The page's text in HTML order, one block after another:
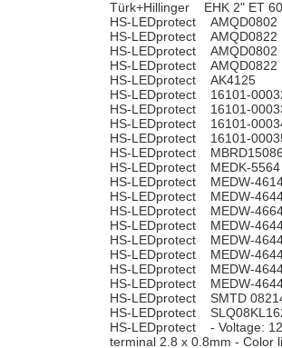
Türk+Hillinger EHK 2" ET
HS-LEDprotect AMQD0802
HS-LEDprotect AMQD0822
HS-LEDprotect AMQD0802
HS-LEDprotect AMQD0822
HS-LEDprotect AK4125
HS-LEDprotect 16101-
HS-LEDprotect 16101-
HS-LEDprotect 16101-
HS-LEDprotect 16101-
HS-LEDprotect
HS-LEDprotect MEDK-5564
HS-LEDprotect MEDW-
HS-LEDprotect MEDW-
HS-LEDprotect MEDW-
HS-LEDprotect MEDW-
HS-LEDprotect MEDW-
HS-LEDprotect MEDW-
HS-LEDprotect MEDW-
HS-LEDprotect MEDW-
HS-LEDprotect SMTD
HS-LEDprotect
HS-LEDprotect - Voltage:
terminal 2.8 x 0.8mm - Color